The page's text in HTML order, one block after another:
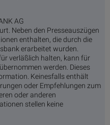
AG
Neben den Presseauszügen
enthalten, die durch die
erarbeitet wurden.
verläßlich halten, kann für
werden. Dieses
Keinesfalls enthält
oder Empfehlungen zum
oder anderen
stellen keine